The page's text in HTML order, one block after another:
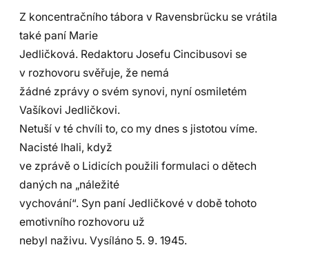
Z koncentračního tábora v Ravensbrücku se vrátila
také paní Marie
Jedličková. Redaktoru Josefu Cincibusovi se
v rozhovoru svěřuje, že nemá
žádné zprávy o svém synovi, nyní osmiletém
Vašíkovi Jedličkovi.
Netuší v té chvíli to, co my dnes s jistotou víme.
Nacisté lhali, když
ve zprávě o Lidicích použili formulaci o dětech
daných na „náležité
vychování“. Syn paní Jedličkové v době tohoto
emotivního rozhovoru už
nebyl naživu. Vysíláno 5. 9. 1945.